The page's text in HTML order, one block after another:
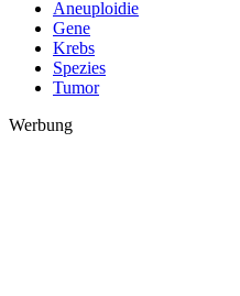
Aneuploidie
Gene
Krebs
Spezies
Tumor
Werbung